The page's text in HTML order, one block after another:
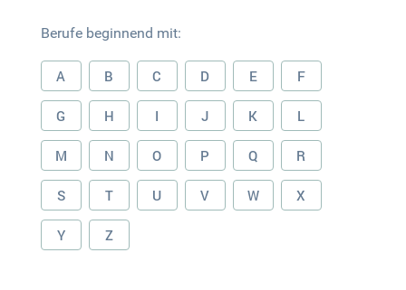
Berufe beginnend mit:
A B C D E F
G H I J K L
M N O P Q R
S T U V W X
Y Z